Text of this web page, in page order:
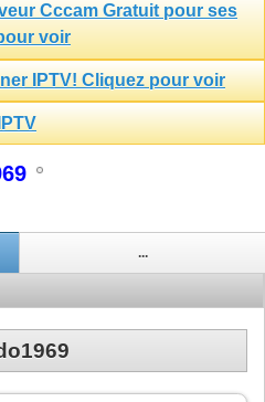
Cccam Gratuit pour ses
voir
IPTV! Cliquez pour voir
...